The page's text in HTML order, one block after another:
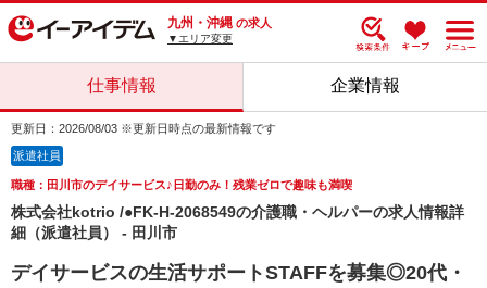
九州・沖縄 の求人
▼エリア変更
仕事情報 企業情報
更新日：2026/08/03 ※更新日時点の最新情報です
派遣社員
職種：田川市のデイサービス♪日勤のみ！残業ゼロで趣味も満喫
株式会社kotrio /●FK-H-2068549の介護職・ヘルパーの求人情報詳
細（派遣社員） - 田川市
デイサービスの生活サポートSTAFFを募集◎20代・